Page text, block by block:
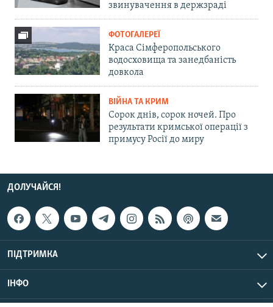
звинувачення в держзраді
ФОТОГАЛЕРЕЇ
Краса Сімферопольського
водосховища та занедбаність
довкола
ВІЙНА ТА КРИМ
Сорок днів, сорок ночей. Про
результати кримської операції з
примусу Росії до миру
ДОЛУЧАЙСЯ!
ПІДТРИМКА
ІНФО